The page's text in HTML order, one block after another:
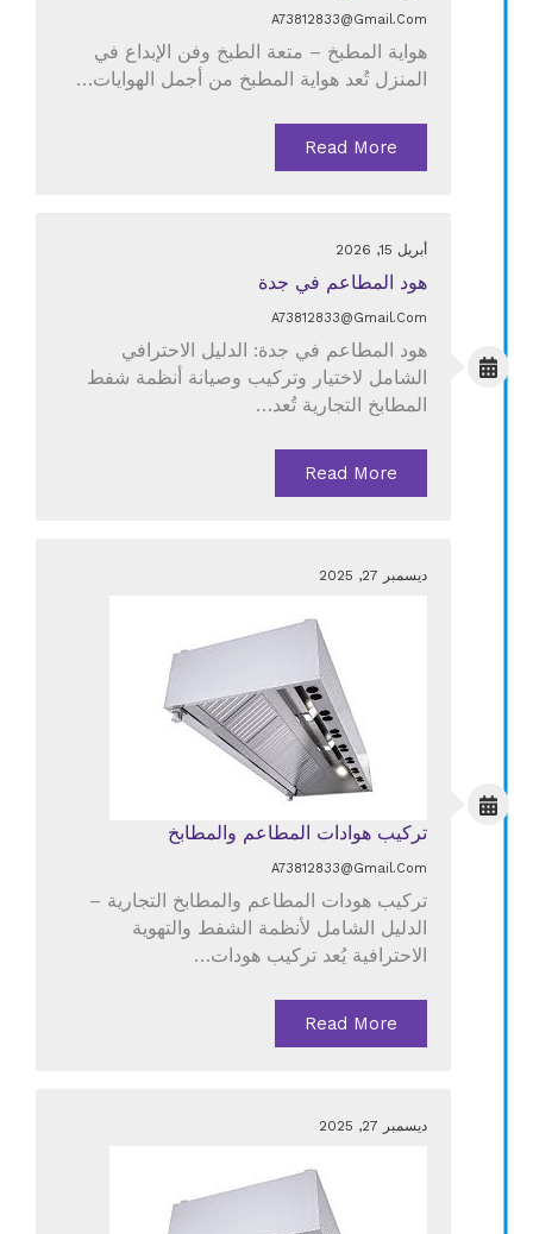
A73812833@gmail.com
هواية المطبخ – متعة الطبخ وفن الإبداع في
المنزل تُعد هواية المطبخ من أجمل الهوايات…
Read More
أبريل 15, 2026
هود المطاعم في جدة
A73812833@gmail.com
هود المطاعم في جدة: الدليل الاحترافي
الشامل لاختيار وتركيب وصيانة أنظمة شفط
المطابخ التجارية تُعد…
Read More
ديسمبر 27, 2025
تركيب هوادات المطاعم والمطابخ
A73812833@gmail.com
تركيب هودات المطاعم والمطابخ التجارية –
الدليل الشامل لأنظمة الشفط والتهوية
الاحترافية يُعد تركيب هودات…
Read More
ديسمبر 27, 2025